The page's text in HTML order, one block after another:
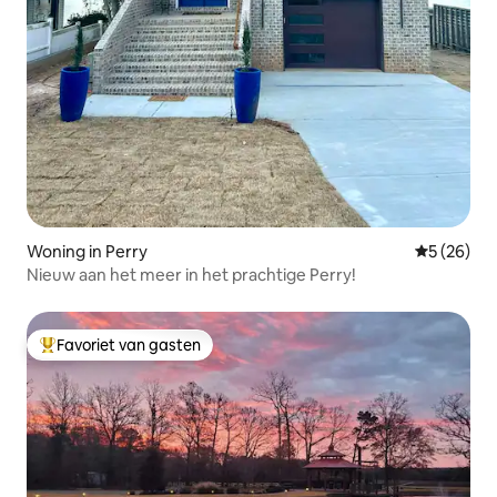
Woning in Perry
5 (26)
Nieuw aan het meer in het prachtige Perry!
Topfavoriet van gasten
Favoriet van gasten